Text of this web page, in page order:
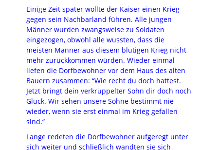
Einige Zeit später wollte der Kaiser einen Krieg
gegen sein Nachbarland führen. Alle jungen
Männer wurden zwangsweise zu Soldaten
eingezogen, obwohl alle wussten, dass die
meisten Männer aus diesem blutigen Krieg nicht
mehr zurückkommen würden. Wieder einmal
liefen die Dorfbewohner vor dem Haus des alten
Bauern zusammen: “Wie recht du doch hattest.
Jetzt bringt dein verkrüppelter Sohn dir doch noch
Glück. Wir sehen unsere Söhne bestimmt nie
wieder, wenn sie erst einmal im Krieg gefallen
sind.“
Lange redeten die Dorfbewohner aufgeregt unter
sich weiter und schließlich wandten sie sich